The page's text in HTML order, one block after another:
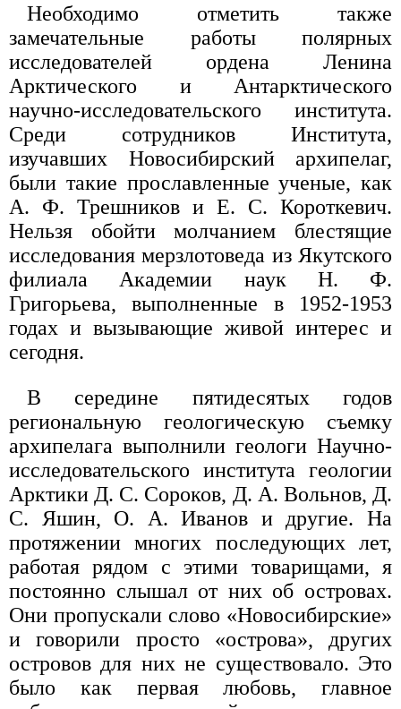
Необходимо отметить также
замечательные работы полярных
исследователей ордена Ленина
Арктического и Антарктического
научно-исследовательского института.
Среди сотрудников Института,
изучавших Новосибирский архипелаг,
были такие прославленные ученые, как
А. Ф. Трешников и Е. С. Короткевич.
Нельзя обойти молчанием блестящие
исследования мерзлотоведа из Якутского
филиала Академии наук Н. Ф.
Григорьева, выполненные в 1952-1953
годах и вызывающие живой интерес и
сегодня.
В середине пятидесятых годов
региональную геологическую съемку
архипелага выполнили геологи Научно-
исследовательского института геологии
Арктики Д. С. Сороков, Д. А. Вольнов, Д.
С. Яшин, О. А. Иванов и другие. На
протяжении многих последующих лет,
работая рядом с этими товарищами, я
постоянно слышал от них об островах.
Они пропускали слово «Новосибирские»
и говорили просто «острова», других
островов для них не существовало. Это
было как первая любовь, главное